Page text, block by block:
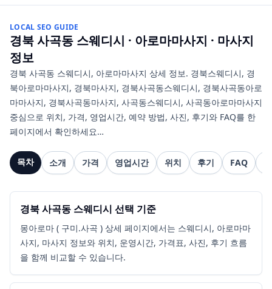
LOCAL SEO GUIDE
경북 사곡동 스웨디시 · 아로마마사지 · 마사지
정보
경북 사곡동 스웨디시, 아로마마사지 상세 정보. 경북스웨디시, 경
북아로마마사지, 경북마사지, 경북사곡동스웨디시, 경북사곡동아로
마마사지, 경북사곡동마사지, 사곡동스웨디시, 사곡동아로마마사지
중심으로 위치, 가격, 영업시간, 예약 방법, 사진, 후기와 FAQ를 한
페이지에서 확인하세요…
목차 소개 가격 영업시간 위치 후기 FAQ
경북 사곡동 스웨디시 선택 기준
몽아로마 ( 구미.사곡 ) 상세 페이지에서는 스웨디시, 아로마마
사지, 마사지 정보와 위치, 운영시간, 가격표, 사진, 후기 흐름
을 함께 비교할 수 있습니다.